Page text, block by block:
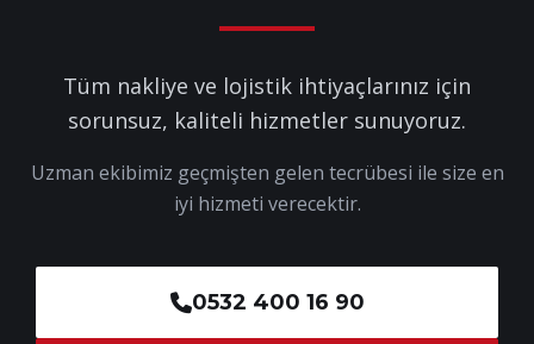
Tüm nakliye ve lojistik ihtiyaçlarınız için
sorunsuz, kaliteli hizmetler sunuyoruz.
Uzman ekibimiz geçmişten gelen tecrübesi ile size en
iyi hizmeti verecektir.
0532 400 16 90